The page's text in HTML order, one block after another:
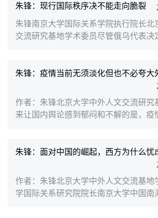
Affairs上发表文章，深度解读中美“再
查看文章详情）、扩大和延续两国对话
多的是为了有效配置国内资源、缓解高
关系。在关键性的高科技领域美国企图
朱锋：现行国际秩序决不能走向脆裂
朱锋南京大学国际关系学院执行院长北
交流研究基地学术委员尽管俄乌代表决
斯在欧洲大陆关键地缘战略点上的观念
和意志之争。目前，乌克兰危机的溢
现，以联合国为中心的全球治理机制正
险。自俄乌军事冲突爆发后，美西方不
朱锋：疫情当前无须淡化但也不必夸大
作者：朱锋北京大学中外人文交流研究
来让国内舆论感到郁闷和不解的是，疫
国家对中国产品刻意挑剔，还是在借助
“反华”情绪？答案其实很简单，新冠疫
们需要看清世界、更需要看清自己。产
保障在当前环境下，可以理解供应链阻
朱锋：面对中国的崛起，西方为什么忧
作者：朱锋北京大学中外人文交流基地
学国际关系研究院院长南京大学中国南